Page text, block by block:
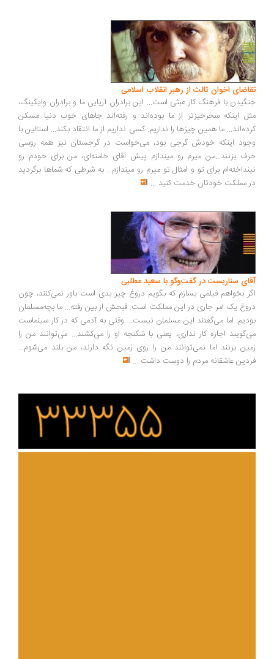
اخوان ثالث از رهبر انقلاب اسلامی
با فرهنگ کار عبثی است... این برادران آریایی ما و برادران وایکینگ،
اینکه سحرخیزتر از ما بوده‌اند و رفته‌اند جاهای خوب دنیا مسکن
ما همین چیزها را نداریم. کسی نداریم از ما انتقاد بکند... استالین با
اینکه خودش گرجی بود، می‌خواست در گرجستان نیز همه روسی
بزنند...من میرم رو میندازم پیش آقای خامنه‌ای، من برای خودم رو
برای تو و امثال تو میرم رو میندازم... به شرطی که شماها برگردید
مملکت خودتان خدمت کنید...
سناریست در گفت‌وگو با سعید مطلبی
بخواهم فیلمی بسازم که بگویم دروغ چیز بدی است باور نمی‌کنند، چون
یک امر جاری در این مملکت است. قبحش از بین رفته... ما بچه‌مسلمان
اما می‌گفتند این مسلمان نیست... وقتی به آدمی که در کار سینماست
اجازه کار نداری، یعنی با شکنجه او را می‌کشند... می‌توانند من را
بزنند اما نمی‌توانند من را روی زمین نگه دارند، من بلند می‌شوم...
عاشقانه مردم را دوست داشت ...